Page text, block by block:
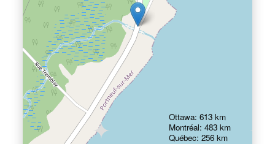
Ottawa: 613 km
Montréal: 483 km
Québec: 256 km